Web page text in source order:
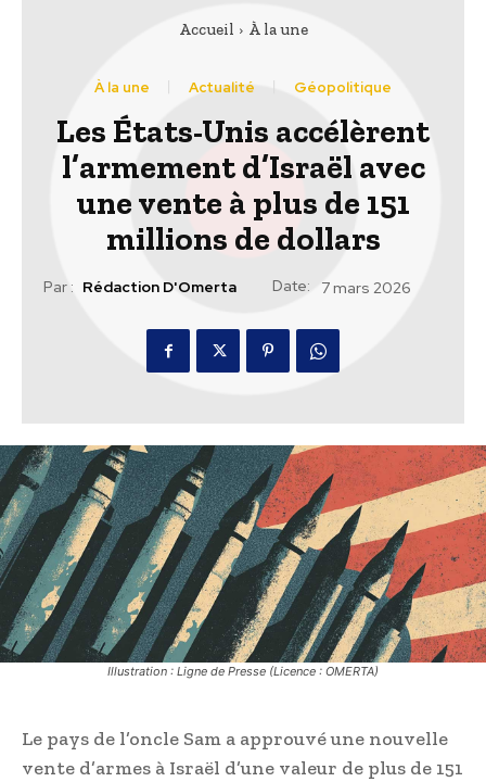
Accueil À la une
À la une Actualité Géopolitique
Les États-Unis accélèrent
l’armement d’Israël avec
une vente à plus de 151
millions de dollars
Par : Rédaction D'Omerta Date: 7 mars 2026
Illustration : Ligne de Presse (Licence : OMERTA)
Le pays de l’oncle Sam a approuvé une nouvelle
vente d’armes à Israël d’une valeur de plus de 151